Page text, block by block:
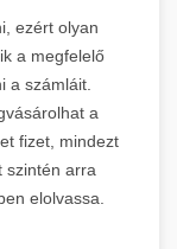
ezért olyan
a megfelelő
a számláit.
a
fizet, mindezt
szintén arra
elolvassa.